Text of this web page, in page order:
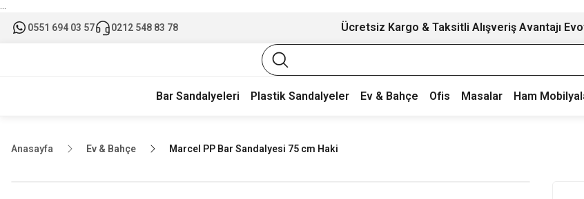
...
0551 694 03 57 0212 548 83 78 Ücretsiz Kargo & Taksitli Alışveriş Avantajı
Bar Sandalyeleri Plastik Sandalyeler Ev & Bahçe Ofis Masalar Ham
Anasayfa Ev & Bahçe Marcel PP Bar Sandalyesi 75 cm Haki